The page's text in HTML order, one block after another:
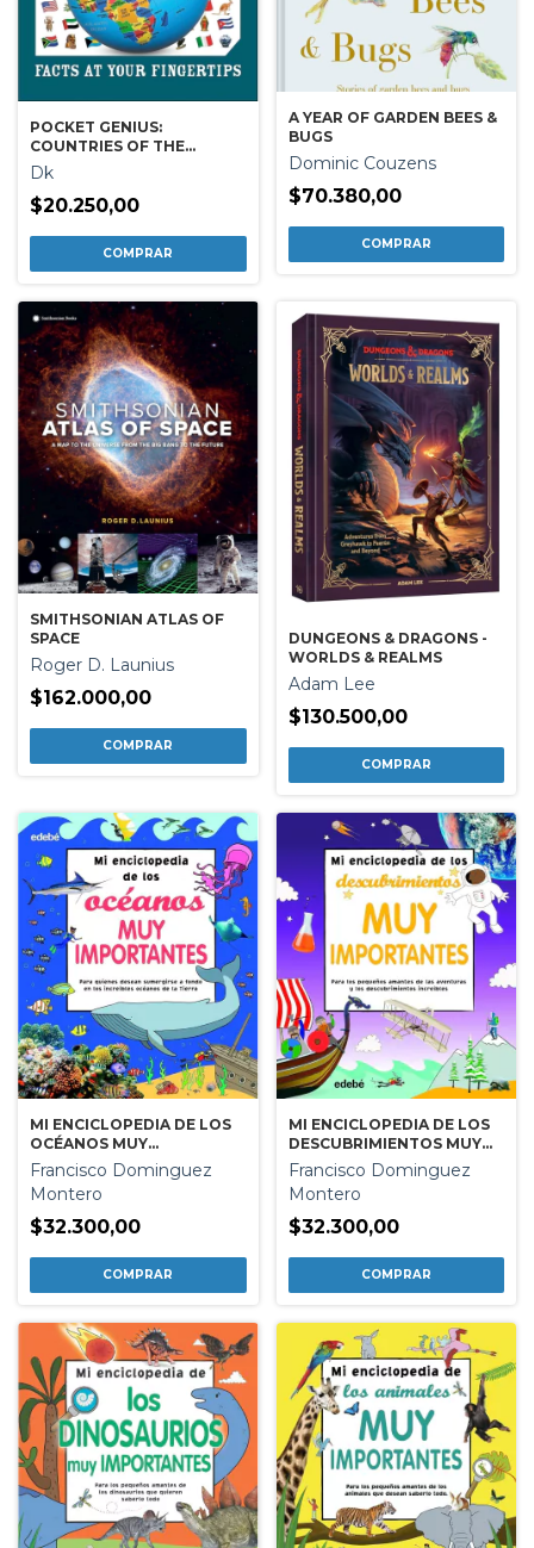
POCKET GENIUS:
COUNTRIES OF THE
WORLD
Dk
$20.250,00
A YEAR OF GARDEN BEES &
BUGS
Dominic Couzens
$70.380,00
SMITHSONIAN ATLAS OF
SPACE
Roger D. Launius
$162.000,00
DUNGEONS & DRAGONS -
WORLDS & REALMS
Adam Lee
$130.500,00
MI ENCICLOPEDIA DE LOS
OCÉANOS MUY
IMPORTANTES
Francisco Dominguez
Montero
$32.300,00
MI ENCICLOPEDIA DE LOS
DESCUBRIMIENTOS MUY
IMPORTANTES
Francisco Dominguez
Montero
$32.300,00